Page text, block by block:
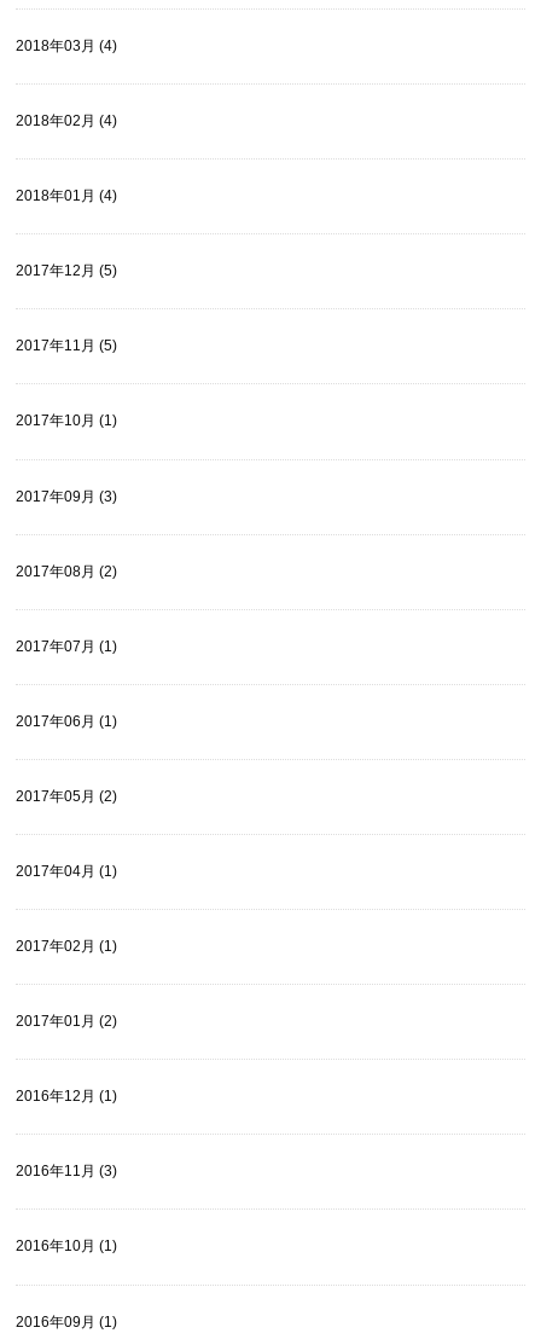
2018年03月 (4)
2018年02月 (4)
2018年01月 (4)
2017年12月 (5)
2017年11月 (5)
2017年10月 (1)
2017年09月 (3)
2017年08月 (2)
2017年07月 (1)
2017年06月 (1)
2017年05月 (2)
2017年04月 (1)
2017年02月 (1)
2017年01月 (2)
2016年12月 (1)
2016年11月 (3)
2016年10月 (1)
2016年09月 (1)